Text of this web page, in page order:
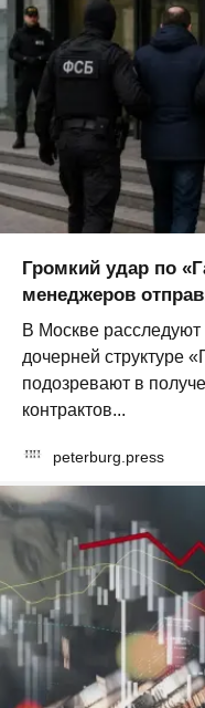
Громкий удар по
менеджеров
В Москве расследуют
дочерней структуре
подозревают в
контрактов...
peterburg.press